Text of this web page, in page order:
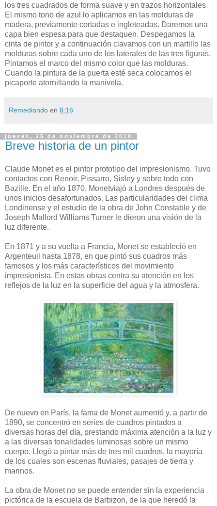
los tres cuadrados de forma suave y en trazos horizontales.
El mismo tono de azul lo aplicamos en las molduras de
madera, previamente cortadas e ingleteadas. Daremos una
capa bien espesa para que destaquen. Despegamos la
cinta de pintor y a continuación clavamos con un martillo las
molduras sobre cada uno de los laterales de las tres figuras.
Pintamos el marco del mismo color que las molduras.
Cuando la pintura de la puerta esté seca colocamos el
picaporte atornillando la manivela.
Remediando en 8:16
jueves, 25 de noviembre de 2010
Breve historia de un pintor
Claude Monet es el pintor prototipo del impresionismo. Tuvo
contactos con Renoir, Pissarro, Sisley y sobre todo con
Bazille. En el año 1870, Monetviajó a Londres después de
unos inicios desafortunados. Las particularidades del clima
Londinense y el estudio de la obra de John Constable y de
Joseph Mallord Williams Turner le dieron una visión de la
luz diferente.
En 1871 y a su vuelta a Francia, Monet se estableció en
Argenteuil hasta 1878, en que pintó sus cuadros más
famosos y los más característicos del movimiento
impresionista. En estas obras centra su atención en los
reflejos de la luz en la superficie del agua y la atmosfera.
De nuevo en París, la fama de Monet aumentó y, a partir de
1890, se concentró en series de cuadros pintados a
diversas horas del día, prestando máxima atención a la luz y
a las diversas tonalidades luminosas sobre un mismo
cuerpo. Llegó a pintar más de tres mil cuadros, la mayoría
de los cuales son escenas fluviales, pasajes de tierra y
marinos.
La obra de Monet no se puede entender sin la experiencia
pictórica de la escuela de Barbizon, de la que heredó la